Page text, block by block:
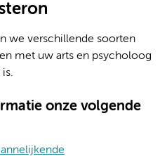
we verschillende soorten
met uw arts en psycholoog
onze volgende